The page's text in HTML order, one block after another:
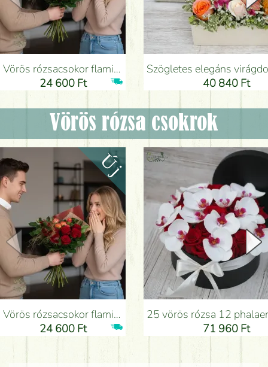
Vörös rózsacsokor flamingóvirággal - Virágküldés Budapesten
24 600 Ft
Szögletes elegáns virágdoboz orchideával (14 szál) -
40 840 Ft
Vörös rózsa csokrok
Vörös rózsacsokor flamingóvirággal - Virágküldés Budapesten
24 600 Ft
25 vörös rózsa 12 phalaenopsis orchideával dobozban -
71 960 Ft